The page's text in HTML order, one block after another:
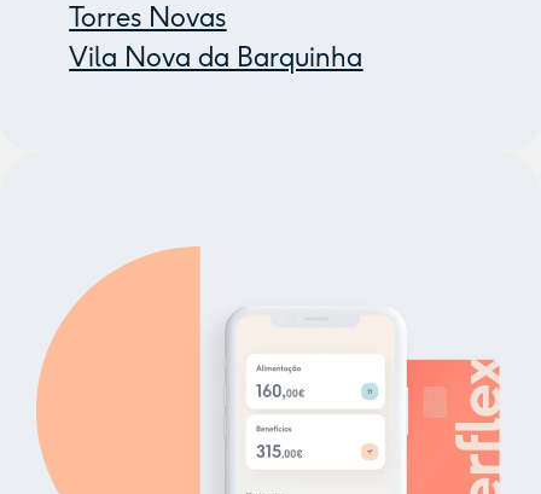
Torres Novas
Vila Nova da Barquinha